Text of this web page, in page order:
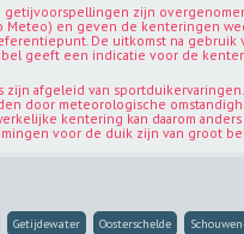
getijvoorspellingen zijn
Meteo) en geven de kenteringen
De uitkomst na gebruik
geeft een indicatie voor de
zijn afgeleid van
door meteorologische
kentering kan daarom
voor de duik zijn van groot
Getijdewater Oosterschelde